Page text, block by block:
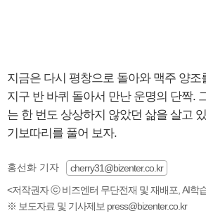
지금은 다시 평창으로 돌아와 맥주 양조
지구 반 바퀴 돌아서 만난 운명의 단짝.
는 한 번도 상상하지 않았던 삶을 살고
기보따리를 풀어 보자.
홍선화 기자
cherry31@bizenter.co.kr
<저작권자 ⓒ 비즈엔터 무단전재 및 재배포, AI학
※ 보도자료 및 기사제보 press@bizenter.co.kr